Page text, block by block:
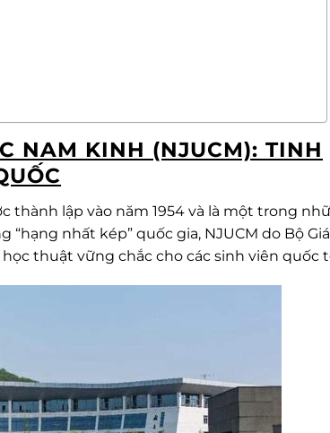
NAM KINH (NJUCM): TINH
thành lập vào năm 1954 và là một trong
“hạng nhất kép” quốc gia, NJUCM do Bộ
thuật vững chắc cho các sinh viên quốc